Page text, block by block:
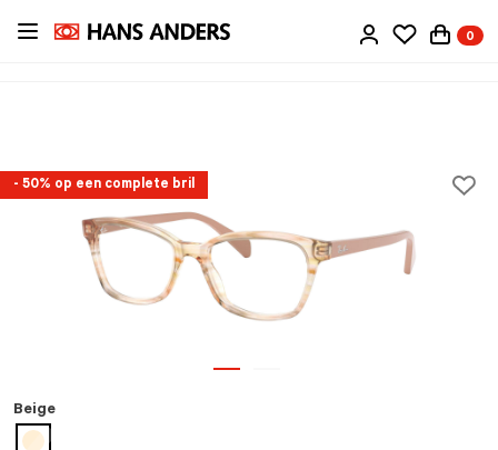
Ga
0
- 50% op een complete bril
Beige